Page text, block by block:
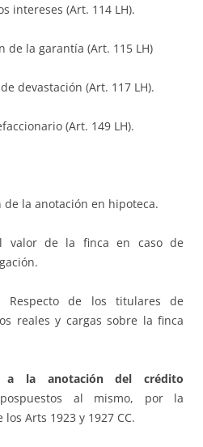
(Art. 114 LH).
la garantía (Art. 115 LH)
(Art. 117 LH).
(Art. 149 LH).
la anotación en hipoteca.
de la finca en caso de
Respecto de los titulares de
reales y cargas sobre la finca
la anotación del crédito
al mismo, por la
Arts 1923 y 1927 CC.